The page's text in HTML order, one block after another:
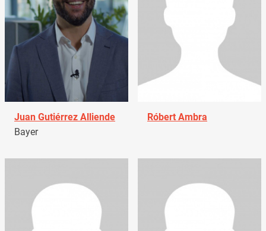
Juan Gutiérrez Alliende
Bayer
Róbert Ambra